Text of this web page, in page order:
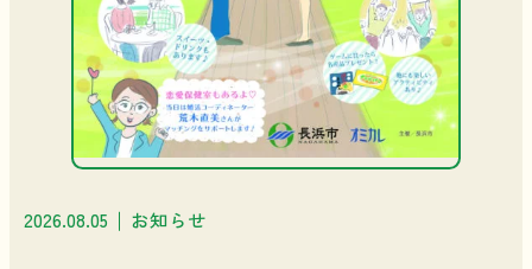
2026.08.05 お知らせ